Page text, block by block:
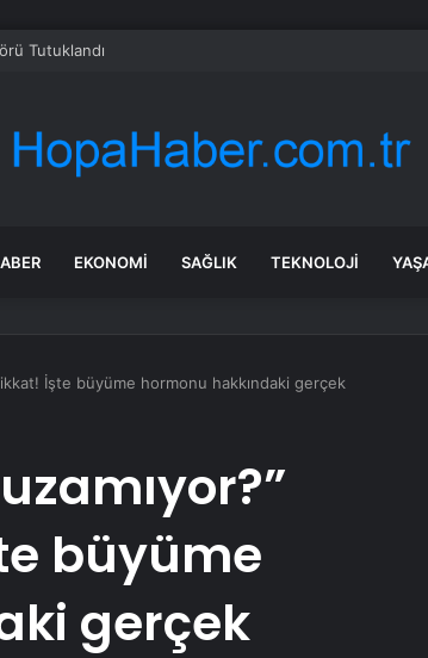
Tutuklandı
EKONOMI SAĞLIK TEKNOLOJI
İşte büyüme hormonu hakkındaki gerçek
büyüme
gerçek